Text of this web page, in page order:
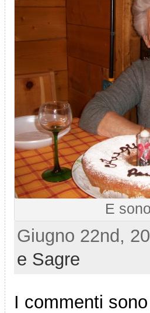
E
Giugno 22nd,
e Sagre
I commenti